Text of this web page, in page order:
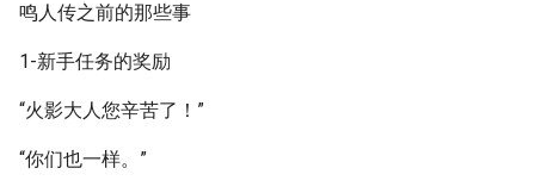
鸣人传之前的那些事
1-新手任务的奖励
“火影大人您辛苦了！”
“你们也一样。”